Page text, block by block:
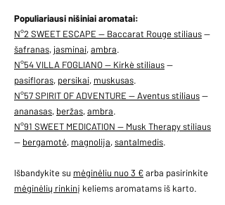
Populiariausi nišiniai aromatai:
N°2 SWEET ESCAPE — Baccarat Rouge stiliaus—
šafranas,jasminai,ambra.
N°54 VILLA FOGLIANO — Kirkè stiliaus—
pasifloras, persikai, muskusas.
N°57 SPIRIT OF ADVENTURE — Aventus stiliaus—
ananasas, beržas,ambra.
N°91 SWEET MEDICATION — Musk Therapy stiliaus
— bergamotė, magnolija,santalmedis.
Išbandykite su mėginėliu nuo 3 €arba pasirinkite
mėginėlių rinkinį keliems aromatams iš karto.